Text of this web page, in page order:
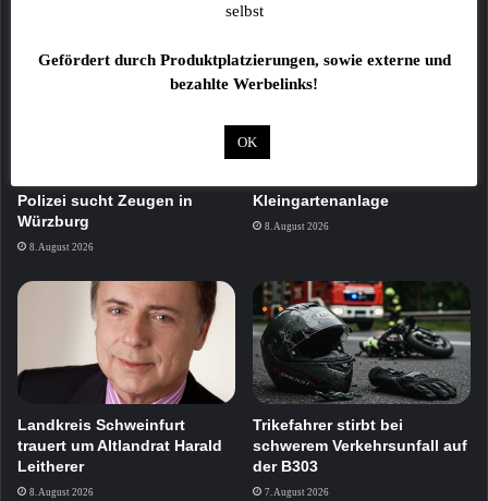
Polizei sucht Zeugen in
Würzburg
8. August 2026
Feuer zerstört zwei
Kleingartenanlage
8. August 2026
Landkreis Schweinfurt
trauert um Altlandrat Harald
Leitherer
8. August 2026
Trikefahrer stirbt bei
schwerem Verkehrsunfall auf
der B303
7. August 2026
selbst
Gefördert durch Produktplatzierungen, sowie externe und
bezahlte Werbelinks!
OK